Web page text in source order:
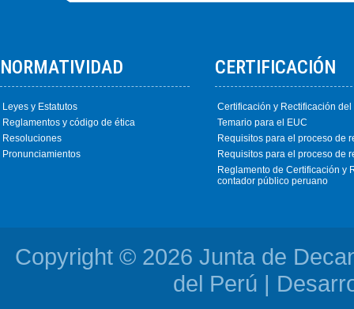
NORMATIVIDAD
Leyes y Estatutos
Reglamentos y código de ética
Resoluciones
Pronunciamientos
CERTIFICACIÓN
Certificación y Rectificación
Temario para el EUC
Requisitos para el proceso de
Requisitos para el proceso de
Reglamento de Certificación y
contador público peruano
Copyright © 2026 Junta de
del Perú |